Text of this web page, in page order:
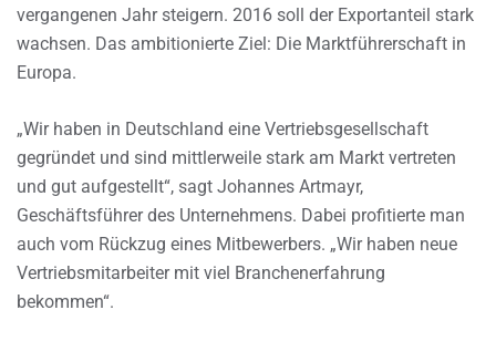
vergangenen Jahr steigern. 2016 soll der Exportanteil stark
wachsen. Das ambitionierte Ziel: Die Marktführerschaft in
Europa.
„Wir haben in Deutschland eine Vertriebsgesellschaft
gegründet und sind mittlerweile stark am Markt vertreten
und gut aufgestellt“, sagt Johannes Artmayr,
Geschäftsführer des Unternehmens. Dabei profitierte man
auch vom Rückzug eines Mitbewerbers. „Wir haben neue
Vertriebsmitarbeiter mit viel Branchenerfahrung
bekommen“.